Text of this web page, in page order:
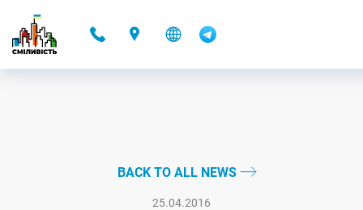
BACK TO ALL NEWS
25.04.2016